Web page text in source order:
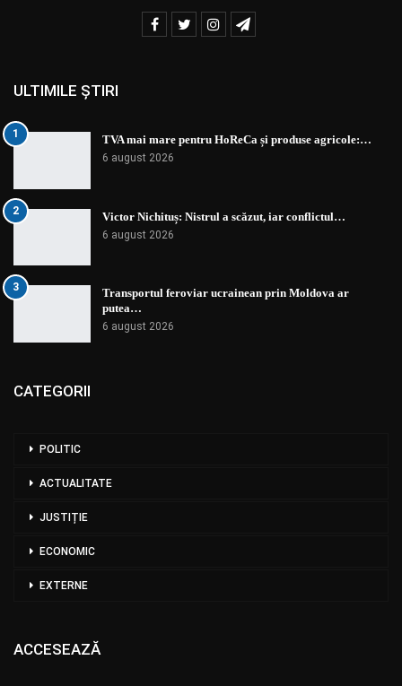
ULTIMILE ȘTIRI
1 TVA mai mare pentru HoReCa și produse agricole:…
6 august 2026
2 Victor Nichituș: Nistrul a scăzut, iar conflictul…
6 august 2026
3
Transportul feroviar ucrainean prin Moldova ar
putea…
6 august 2026
CATEGORII
POLITIC
ACTUALITATE
JUSTIȚIE
ECONOMIC
EXTERNE
ACCESEAZĂ